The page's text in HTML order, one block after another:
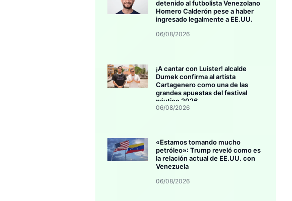
detenido al futbolista Venezolano
Homero Calderón pese a haber
ingresado legalmente a EE.UU.
06/08/2026
¡A cantar con Luister! alcalde
Dumek confirma al artista
Cartagenero como una de las
grandes apuestas del festival
náutico 2026
06/08/2026
«Estamos tomando mucho
petróleo»: Trump reveló como es
la relación actual de EE.UU. con
Venezuela
06/08/2026